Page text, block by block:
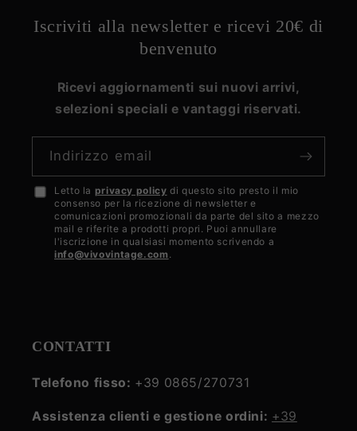
Iscriviti alla newsletter e ricevi 20€ di
benvenuto
Ricevi aggiornamenti sui nuovi arrivi,
selezioni speciali e vantaggi riservati.
Indirizzo email
Accetto
privacy
policy
Letto la privacy policy di questo sito presto il mio
consenso per la ricezione di newsletter e
comunicazioni promozionali da parte del sito a mezzo
mail e riferite a prodotti propri. Puoi annullare
l'iscrizione in qualsiasi momento scrivendo a
info@vivovintage.com .
CONTATTI
Telefono fisso: +39 0865/270731
Assistenza clienti e gestione ordini: +39